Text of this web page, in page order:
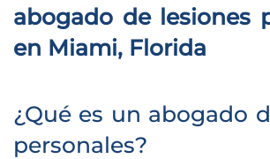
abogado de lesiones
en Miami, Florida
¿Qué es un abogado
personales?